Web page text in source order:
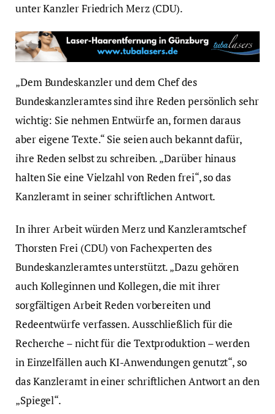
unter Kanzler Friedrich Merz (CDU).
„Dem Bundeskanzler und dem Chef des
Bundeskanzleramtes sind ihre Reden persönlich sehr
wichtig: Sie nehmen Entwürfe an, formen daraus
aber eigene Texte.“ Sie seien auch bekannt dafür,
ihre Reden selbst zu schreiben. „Darüber hinaus
halten Sie eine Vielzahl von Reden frei“, so das
Kanzleramt in seiner schriftlichen Antwort.
In ihrer Arbeit würden Merz und Kanzleramtschef
Thorsten Frei (CDU) von Fachexperten des
Bundeskanzleramtes unterstützt. „Dazu gehören
auch Kolleginnen und Kollegen, die mit ihrer
sorgfältigen Arbeit Reden vorbereiten und
Redeentwürfe verfassen. Ausschließlich für die
Recherche – nicht für die Textproduktion – werden
in Einzelfällen auch KI-Anwendungen genutzt“, so
das Kanzleramt in einer schriftlichen Antwort an den
„Spiegel“.